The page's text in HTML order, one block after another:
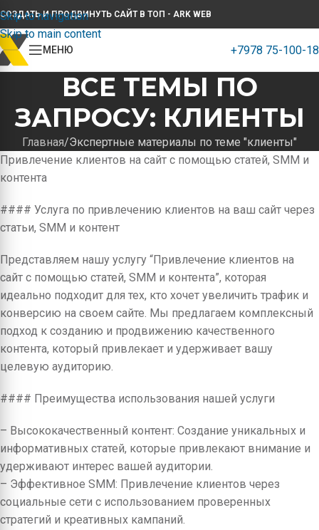
Skip to navigation
Skip to main content
СОЗДАТЬ И ПРОДВИНУТЬ САЙТ В ТОП - ARK WEB
МЕНЮ +7978 75-100-18
ВСЕ ТЕМЫ ПО
ЗАПРОСУ: КЛИЕНТЫ
Главная Экспертные материалы по теме "клиенты"
Привлечение клиентов на сайт с помощью статей, SMM и
контента
#### Услуга по привлечению клиентов на ваш сайт через
статьи, SMM и контент
Представляем нашу услугу “Привлечение клиентов на
сайт с помощью статей, SMM и контента”, которая
идеально подходит для тех, кто хочет увеличить трафик и
конверсию на своем сайте. Мы предлагаем комплексный
подход к созданию и продвижению качественного
контента, который привлекает и удерживает вашу
целевую аудиторию.
#### Преимущества использования нашей услуги
– Высококачественный контент: Создание уникальных и
информативных статей, которые привлекают внимание и
удерживают интерес вашей аудитории.
– Эффективное SMM: Привлечение клиентов через
социальные сети с использованием проверенных
стратегий и креативных кампаний.